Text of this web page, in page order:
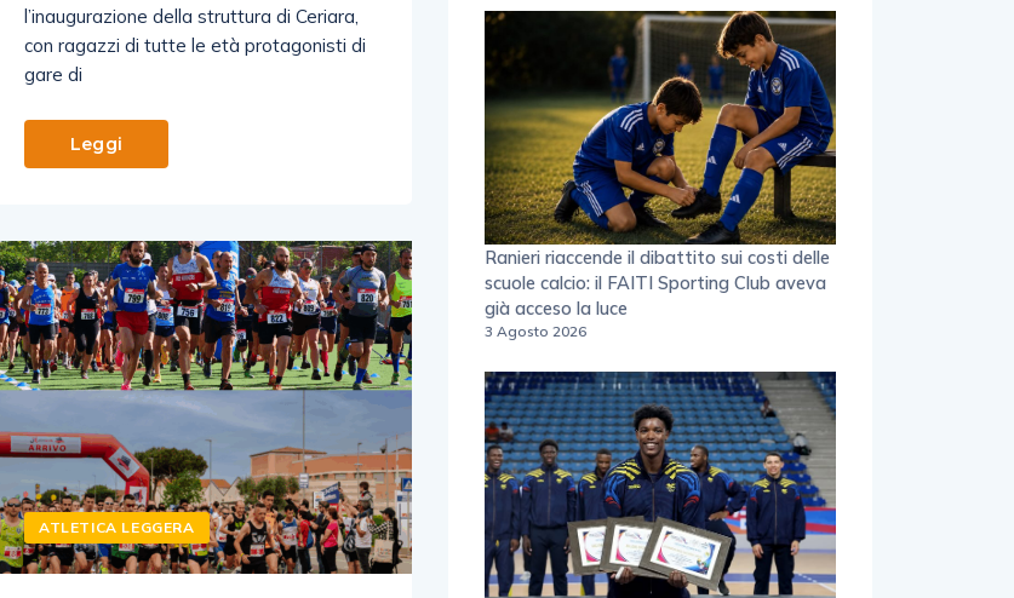
l’inaugurazione della struttura di Ceriara,
con ragazzi di tutte le età protagonisti di
gare di
Leggi
ATLETICA LEGGERA
Ranieri riaccende il dibattito sui costi delle
scuole calcio: il FAITI Sporting Club aveva
già acceso la luce
3 Agosto 2026